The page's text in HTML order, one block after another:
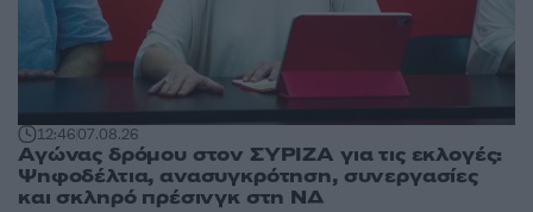
12:4607.08.26
Αγώνας δρόμου στον ΣΥΡΙΖΑ για τις εκλογές:
Ψηφοδέλτια, ανασυγκρότηση, συνεργασίες
και σκληρό πρέσινγκ στη ΝΔ